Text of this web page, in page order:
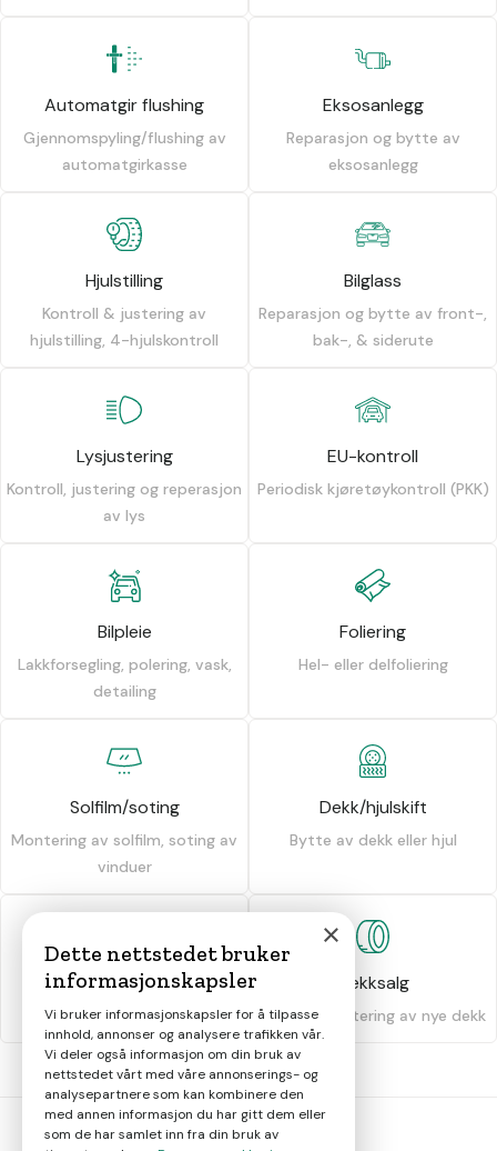
Automatgir flushing
Gjennomspyling/flushing av
automatgirkasse
Eksosanlegg
Reparasjon og bytte av
eksosanlegg
Hjulstilling
Kontroll & justering av
hjulstilling, 4-hjulskontroll
Bilglass
Reparasjon og bytte av front-,
bak-, & siderute
Lysjustering
Kontroll, justering og reperasjon
av lys
EU-kontroll
Periodisk kjøretøykontroll (PKK)
Bilpleie
Lakkforsegling, polering, vask,
detailing
Foliering
Hel- eller delfoliering
Solfilm/soting
Montering av solfilm, soting av
vinduer
Dekk/hjulskift
Bytte av dekk eller hjul
Dekkhotell
Oppbevaring av dekk
Dekksalg
Salg og montering av nye dekk
×
Dette nettstedet bruker
informasjonskapsler
Vi bruker informasjonskapsler for å tilpasse
innhold, annonser og analysere trafikken vår.
Vi deler også informasjon om din bruk av
nettstedet vårt med våre annonserings- og
analysepartnere som kan kombinere den
med annen informasjon du har gitt dem eller
som de har samlet inn fra din bruk av